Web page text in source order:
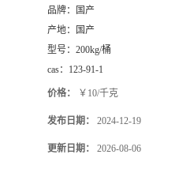
品牌：
国产
产地：
国产
型号： 200kg/桶
cas： 123-91-1
价格： ￥10/千克
发布日期： 2024-12-19
更新日期： 2026-08-06